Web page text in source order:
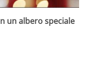
un albero speciale